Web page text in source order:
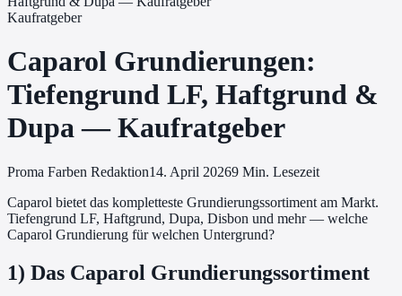
Kaufratgeber
Caparol Grundierungen:
Tiefengrund LF, Haftgrund &
Dupa — Kaufratgeber
Proma Farben Redaktion14. April 20269 Min. Lesezeit
Caparol bietet das kompletteste Grundierungssortiment am Markt.
Tiefengrund LF, Haftgrund, Dupa, Disbon und mehr — welche
Caparol Grundierung für welchen Untergrund?
1) Das Caparol Grundierungssortiment